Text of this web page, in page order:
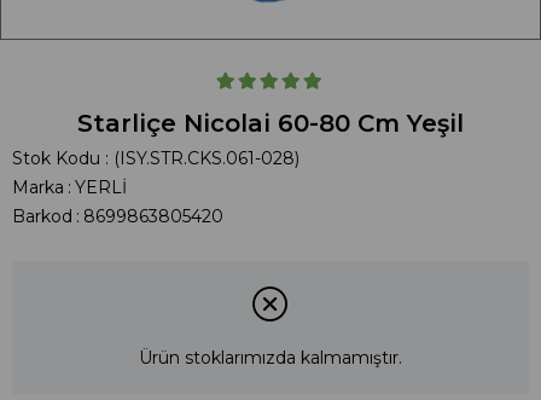
Starliçe Nicolai 60-80 Cm Yeşil
Stok Kodu
(ISY.STR.CKS.061-028)
Marka : YERLİ
Barkod : 8699863805420
Ürün stoklarımızda kalmamıştır.